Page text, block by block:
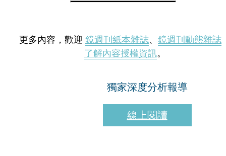
更多內容，歡迎 鏡週刊紙本雜誌、 鏡週刊動態雜誌
了解內容授權資訊。
獨家深度分析報導
線上閱讀